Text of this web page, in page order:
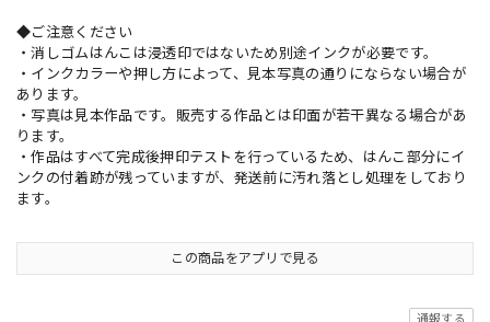
◆ご注意ください
・消しゴムはんこは浸透印ではないため別途インクが必要です。
・インクカラーや押し方によって、見本写真の通りにならない場合が
あります。
・写真は見本作品です。販売する作品とは印面が若干異なる場合があ
ります。
・作品はすべて完成後押印テストを行っているため、はんこ部分にイ
ンクの付着跡が残っていますが、発送前に汚れ落とし処理をしており
ます。
この商品をアプリで見る